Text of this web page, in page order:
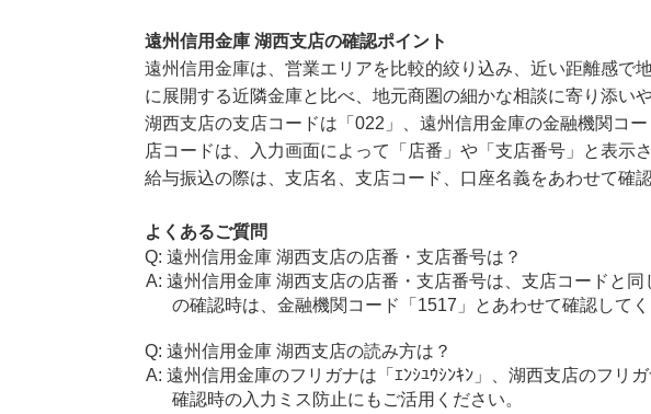
遠州信用金庫 湖西支店の確認ポイント
遠州信用金庫は、営業エリアを比較的絞り込み、近い距離感で
に展開する近隣金庫と比べ、地元商圏の細かな相談に寄り添い
湖西支店の支店コードは「022」、遠州信用金庫の金融機関コ
店コードは、入力画面によって「店番」や「支店番号」と表示
給与振込の際は、支店名、支店コード、口座名義をあわせて確認
よくあるご質問
遠州信用金庫 湖西支店の店番・支店番号は？
遠州信用金庫 湖西支店の店番・支店番号は、支店コードと
の確認時は、金融機関コード「1517」とあわせて確認してく
遠州信用金庫 湖西支店の読み方は？
遠州信用金庫のフリガナは「ｴﾝｼﾕｳｼﾝｷﾝ」、湖西支店のフリ
確認時の入力ミス防止にもご活用ください。